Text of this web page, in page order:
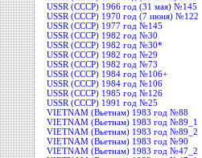
USSR (СССР) 1966 год (31 мая) №145
USSR (СССР) 1970 год (7 июня) №122
USSR (СССР) 1977 год №145
USSR (СССР) 1982 год №30
USSR (СССР) 1982 год №30*
USSR (СССР) 1982 год №29
USSR (СССР) 1982 год №73
USSR (СССР) 1984 год №106+
USSR (СССР) 1984 год №106
USSR (СССР) 1985 год №126
USSR (СССР) 1991 год №25
VIETNAM (Вьетнам) 1983 год №88
VIETNAM (Вьетнам) 1983 год №89_1
VIETNAM (Вьетнам) 1983 год №89_2
VIETNAM (Вьетнам) 1983 год №90
VIETNAM (Вьетнам) 1983 год №47_2